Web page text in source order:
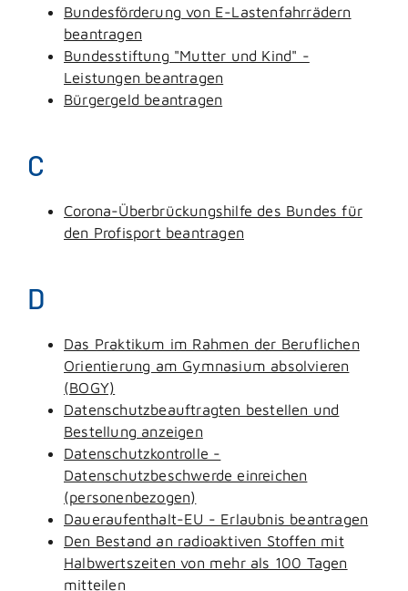
Bundesförderung von E-Lastenfahrrädern
beantragen
Bundesstiftung "Mutter und Kind" -
Leistungen beantragen
Bürgergeld beantragen
C
Corona-Überbrückungshilfe des Bundes für
den Profisport beantragen
D
Das Praktikum im Rahmen der Beruflichen
Orientierung am Gymnasium absolvieren
(BOGY)
Datenschutzbeauftragten bestellen und
Bestellung anzeigen
Datenschutzkontrolle -
Datenschutzbeschwerde einreichen
(personenbezogen)
Daueraufenthalt-EU - Erlaubnis beantragen
Den Bestand an radioaktiven Stoffen mit
Halbwertszeiten von mehr als 100 Tagen
mitteilen